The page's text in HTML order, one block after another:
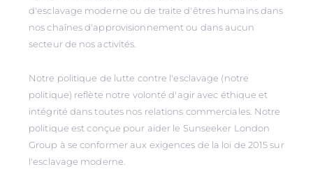
d'esclavage moderne ou de traite d'êtres humains dans
nos chaînes d'approvisionnement ou dans aucun
secteur de nos activités.
Notre politique de lutte contre l'esclavage (notre
politique) reflète notre volonté d'agir avec éthique et
intégrité dans toutes nos relations commerciales. Notre
politique est conçue pour aider le Sunseeker London
Group à se conformer aux exigences de la loi de 2015 sur
l'esclavage moderne.